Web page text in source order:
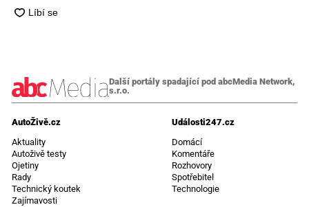
Další portály spadající pod abcMedia Network,
s.r.o.
AutoŽivě.cz
Aktuality
Autoživě testy
Ojetiny
Rady
Technický koutek
Zajímavosti
Události247.cz
Domácí
Komentáře
Rozhovory
Spotřebitel
Technologie